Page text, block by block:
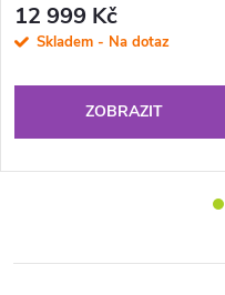
12 999 Kč
Skladem - Na dotaz
ZOBRAZIT